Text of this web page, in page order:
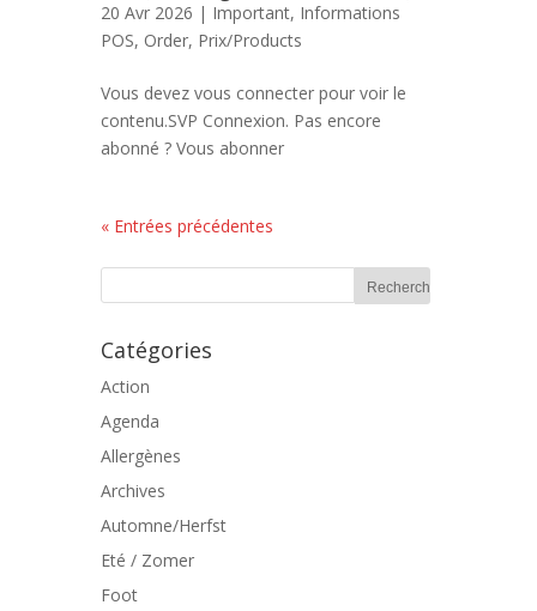
20 Avr 2026 | Important, Informations
POS, Order, Prix/Products
Vous devez vous connecter pour voir le
contenu.SVP Connexion. Pas encore
abonné ? Vous abonner
« Entrées précédentes
Catégories
Action
Agenda
Allergènes
Archives
Automne/Herfst
Eté / Zomer
Foot